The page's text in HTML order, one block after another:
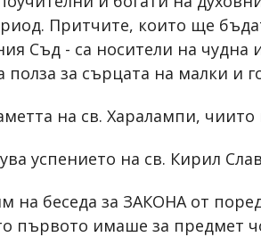
Притчите, които ще
Съд - са носители на
полза за сърцата на малки
на св. Харалампи,
успението на св. Кирил
на беседа за ЗАКОНА от
първото имаше за предмет